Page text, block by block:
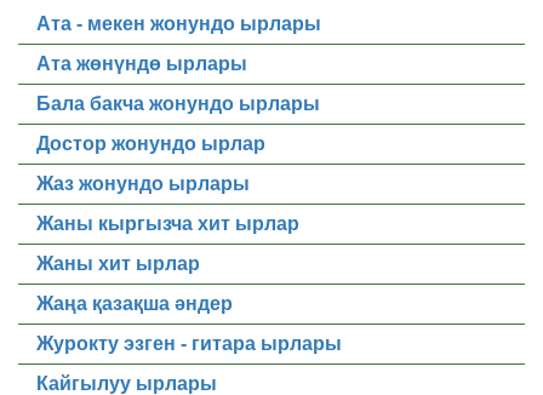
Ата - мекен жонундо ырлары
Ата жөнүндө ырлары
Бала бакча жонундо ырлары
Достор жонундо ырлар
Жаз жонундо ырлары
Жаны кыргызча хит ырлар
Жаны хит ырлар
Жаңа қазақша әндер
Журокту эзген - гитара ырлары
Кайгылуу ырлары